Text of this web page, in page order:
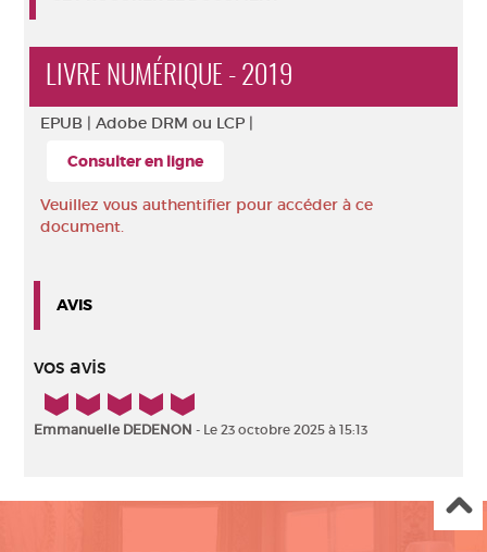
LIVRE NUMÉRIQUE - 2019
EPUB | Adobe DRM ou LCP |
Consulter en ligne
Veuillez vous authentifier pour accéder à ce
document.
AVIS
vos avis
5/5
Emmanuelle DEDENON - Le 23 octobre 2025 à 15:13